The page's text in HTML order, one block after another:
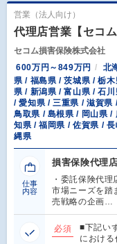
営業（法人向け）
代理店営業【セコ
セコム損害保険株式会社
600万円～849万円
北
県 / 福島県 / 茨城県 / 栃
県 / 新潟県 / 富山県 / 石
/ 愛知県 / 三重県 / 滋賀県
鳥取県 / 島根県 / 岡山県 /
知県 / 福岡県 / 佐賀県 /
縄県
仕事
内容
損害保険代理
・委託保険代
市場ニーズを踏
売戦略の企画…
必須
■下記い
におけ